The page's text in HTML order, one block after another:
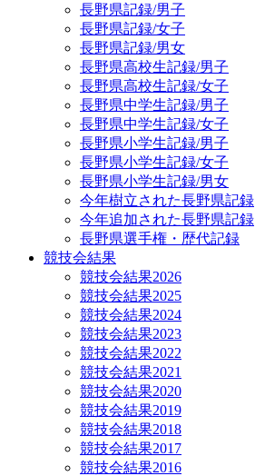
長野県記録/男子
長野県記録/女子
長野県記録/男女
長野県高校生記録/男子
長野県高校生記録/女子
長野県中学生記録/男子
長野県中学生記録/女子
長野県小学生記録/男子
長野県小学生記録/女子
長野県小学生記録/男女
今年樹立された長野県記録
今年追加された長野県記録
長野県選手権・歴代記録
競技会結果
競技会結果2026
競技会結果2025
競技会結果2024
競技会結果2023
競技会結果2022
競技会結果2021
競技会結果2020
競技会結果2019
競技会結果2018
競技会結果2017
競技会結果2016